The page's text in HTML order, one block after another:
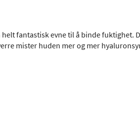
fantastisk evne til å binde fuktighet.
mister huden mer og mer